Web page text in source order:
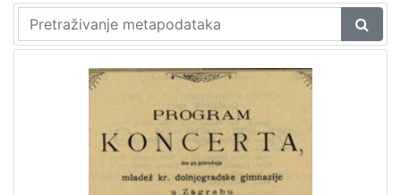
Nakladnička
Zagreb na pragu modernog doba
Digitalizirana zagrebačka baština